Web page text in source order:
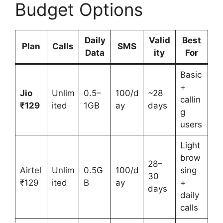
Budget Options
Plan Calls
Daily
Data
SMS
Valid
ity
Best
For
Jio
₹129
Unlim
ited
0.5–
1GB
100/d
ay
~28
days
Basic
+
callin
g
users
Airtel
₹129
Unlim
ited
0.5G
B
100/d
ay
28–
30
days
Light
brow
sing
+
daily
calls